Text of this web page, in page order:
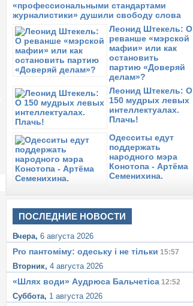
«профессиональными стандартами
журналистики» душили свободу слова
Леонид Штекель: О
реванше «мэрской
мафии» или как
остановить
партию «Доверяй
делам»?
Леонид Штекель: О
150 мудрых левых
интеллектуалах.
Плачь!
Одесситы едут
поддержать
народного мэра
Конотопа - Артёма
Семенихина.
ПОСЛЕДНИЕ НОВОСТИ
Вчера, 6 августа 2026
Pro пантоміму: одеську i не тiльки 15:57
Вторник, 4 августа 2026
«Шлях води» Аудрюса Бальчетiса 12:52
Суббота, 1 августа 2026